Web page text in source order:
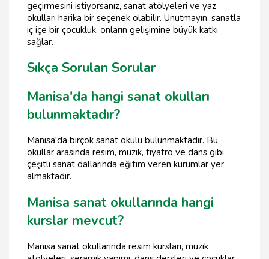
geçirmesini istiyorsanız, sanat atölyeleri ve yaz
okulları harika bir seçenek olabilir. Unutmayın, sanatla
iç içe bir çocukluk, onların gelişimine büyük katkı
sağlar.
Sıkça Sorulan Sorular
Manisa'da hangi sanat okulları
bulunmaktadır?
Manisa'da birçok sanat okulu bulunmaktadır. Bu
okullar arasında resim, müzik, tiyatro ve dans gibi
çeşitli sanat dallarında eğitim veren kurumlar yer
almaktadır.
Manisa sanat okullarında hangi
kurslar mevcut?
Manisa sanat okullarında resim kursları, müzik